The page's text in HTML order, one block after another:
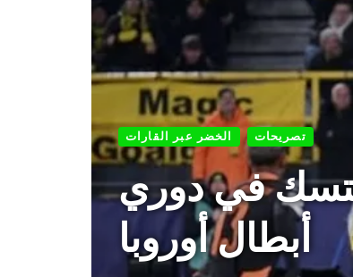
الخضر عبر القارات تصريحات
في دوري
أبطال أوروبا